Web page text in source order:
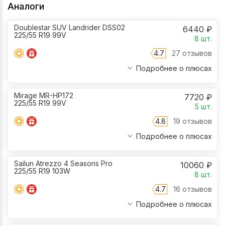
Аналоги
Doublestar SUV Landrider DSS02
225/55 R19 99V
6440 ₽
8 шт.
4.7
27 отзывов
Подробнее о плюсах
Mirage MR-HP172
225/55 R19 99V
7720 ₽
5 шт.
4.8
19 отзывов
Подробнее о плюсах
Sailun Atrezzo 4 Seasons Pro
225/55 R19 103W
10060 ₽
8 шт.
4.7
16 отзывов
Подробнее о плюсах